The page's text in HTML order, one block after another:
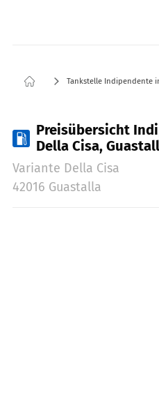
Tankstelle Indipendente
Preisübersicht
Della Cisa,
Variante Della Cisa
42016 Guastalla